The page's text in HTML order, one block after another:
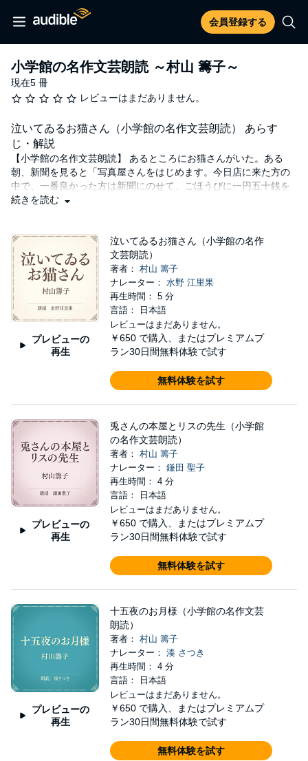
会員登録する
小学館の名作文芸朗読 ～村山 籌子～
現在5 冊
レビューはまだありません。
泣いてゐるお猫さん（小学館の名作文芸朗読） あらす
じ・解説
【小学館の名作文芸朗読】 あるところにお猫さんがいた。ある
朝、新聞を見ると「写真屋さんをはじめます。今日店に来た方の
中で、一番良かった方は新聞にのせて、ごほうびに一円五十銭を
差し上げます」とあった。お猫さんは、あひるさんにリボンを借
写真屋さんに到着して鏡を見ると、頭に付けたリボンがない。ど
うやら途中で落としてしまったようだ…。
©- (P)エイトリンクス
続きを読む
プレビューの
再生
泣いてゐるお猫さん（小学館の名作
文芸朗読）
著者： 村山 籌子
ナレーター： 水野 江里果
再生時間： 5 分
言語： 日本語
レビューはまだありません。
￥650 で購入、またはプレミアムプ
ラン30日間無料体験で試す
無料体験を試す
プレビューの
再生
兎さんの本屋とリスの先生（小学館
の名作文芸朗読）
著者： 村山 籌子
ナレーター： 鎌田 聖子
再生時間： 4 分
言語： 日本語
レビューはまだありません。
￥650 で購入、またはプレミアムプ
ラン30日間無料体験で試す
無料体験を試す
プレビューの
再生
十五夜のお月様（小学館の名作文芸
朗読）
著者： 村山 籌子
ナレーター： 湊 さつき
再生時間： 4 分
言語： 日本語
レビューはまだありません。
￥650 で購入、またはプレミアムプ
ラン30日間無料体験で試す
無料体験を試す